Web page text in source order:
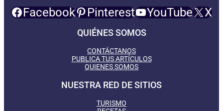
Facebook Pinterest YouTube X
QUIÉNES SOMOS
CONTÁCTANOS
PUBLICA TUS ARTÍCULOS
QUIENES SOMOS
NUESTRA RED DE SITIOS
TURISMO